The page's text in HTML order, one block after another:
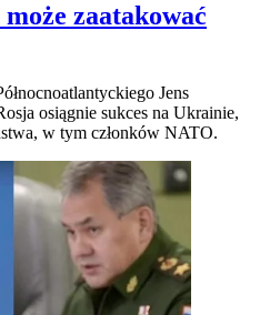
zaatakować
Jens
osiągnie sukces na Ukrainie,
w tym członków NATO.